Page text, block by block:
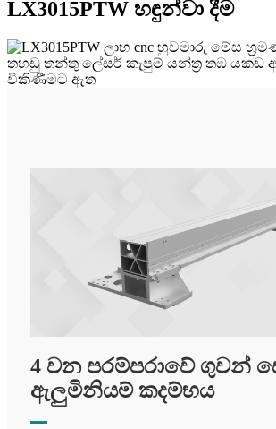
LX3015PTW හඳුන්වා දීම
4 වන පරම්පරාවේ ගුවන්
ඇලුමිනියම් කදම්භය